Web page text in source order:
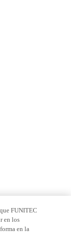
FUNITEC
en los
en la